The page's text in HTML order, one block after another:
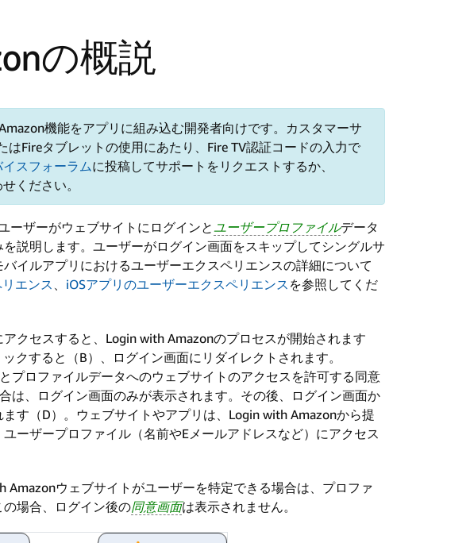
の概説
機能をアプリに組み込む開発者向けです。 カスタマーサ
はFireタブレットの使用にあたり、Fire TV認証コードの入力で
スフォーラムに投稿してサポートをリクエストするか、
ください。
ーザーがウェブサイトにログインとユーザープロファイルデータ
説明します。ユーザーがログイン画面をスキップしてシングルサ
イルアプリにおけるユーザーエクスペリエンスの詳細について
エンス 、 iOSアプリのユーザーエクスペリエンス を参照してくだ
クセスすると、Login with Amazonのプロセスが開始されます
クすると（B）、ログイン画面にリダイレクトされます。
プロファイルデータへのウェブサイトのアクセスを許可する同意
は、ログイン画面のみが表示されます。その後、ログイン画面か
す（D）。ウェブサイトやアプリは、Login with Amazonから提
ーザープロファイル（名前やEメールアドレスなど）にアクセス
Amazonウェブサイトがユーザーを特定できる場合は、プロファ
場合、ログイン後の同意画面は表示されません。